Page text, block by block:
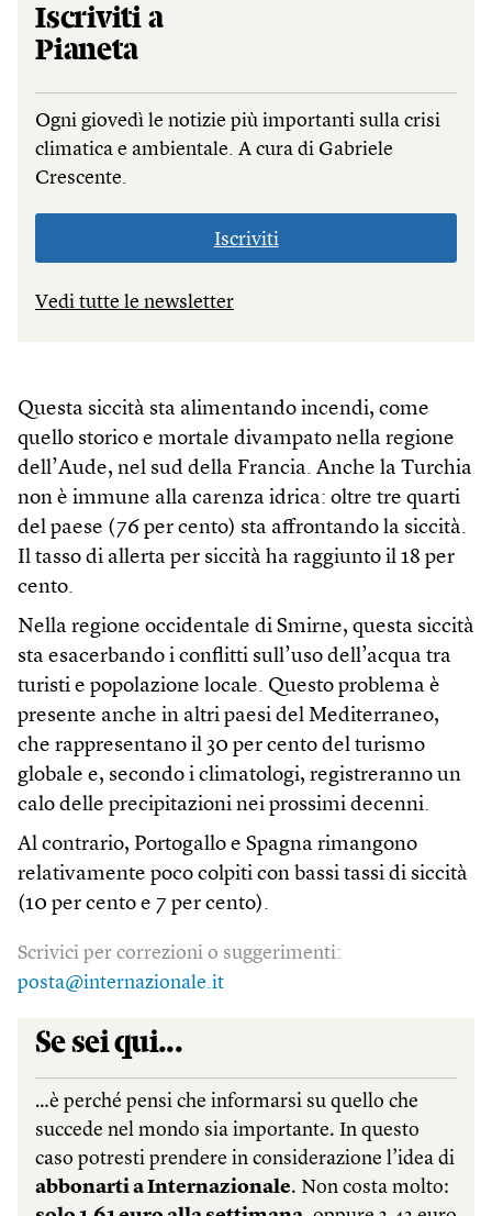
Iscriviti a
Pianeta
Ogni giovedì le notizie più importanti sulla crisi
climatica e ambientale. A cura di Gabriele
Crescente.
Iscriviti
Vedi tutte le newsletter
Questa siccità sta alimentando incendi, come
quello storico e mortale divampato nella regione
dell’Aude, nel sud della Francia. Anche la Turchia
non è immune alla carenza idrica: oltre tre quarti
del paese (76 per cento) sta affrontando la siccità.
Il tasso di allerta per siccità ha raggiunto il 18 per
cento.
Nella regione occidentale di Smirne, questa siccità
sta esacerbando i conflitti sull’uso dell’acqua tra
turisti e popolazione locale. Questo problema è
presente anche in altri paesi del Mediterraneo,
che rappresentano il 30 per cento del turismo
globale e, secondo i climatologi, registreranno un
calo delle precipitazioni nei prossimi decenni.
Al contrario, Portogallo e Spagna rimangono
relativamente poco colpiti con bassi tassi di siccità
(10 per cento e 7 per cento).
Scrivici per correzioni o suggerimenti:
posta@internazionale.it